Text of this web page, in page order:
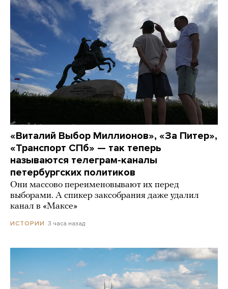
«Виталий Выбор Миллионов», «За Питер»,
«Транспорт СПб» — так теперь
называются телеграм-каналы
петербургских политиков
Они массово переименовывают их перед
выборами. А спикер заксобрания даже удалил
канал в «Максе»
ИСТОРИИ 3 часа назад